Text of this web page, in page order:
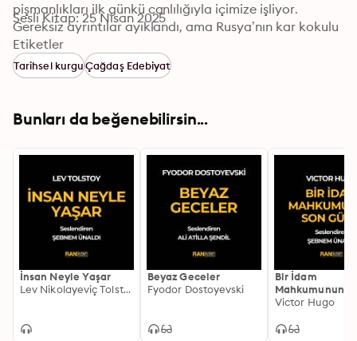
pişmanlıkları ilk günkü canlılığıyla içimize işliyor.
Gereksiz ayrıntılar ayıklandı, ama Rusya’nın kar kokulu
sokakları, balo salonlarının ışıltısı ve tren raylarının
uğultusu yerli yerinde kaldı. Sayfaları çevirdikçe,
“Mutluluk cesaret ister mi, yoksa bedel mi?” sorusu
ve ışıkları—daha az sayfayla, aynı çarpıcılıkla.
Sesli Kitap: 25 Nisan 2025
Etiketler
Tarihsel kurguÇağdaş Edebiyat
Bunları da beğenebilirsin...
İnsan Neyle Yaşar
Lev Nikolayeviç Tolstoy
Beyaz Geceler
Fyodor Dostoyevski
Bir İdam
Mahkumunun
Günü
Victor Hugo